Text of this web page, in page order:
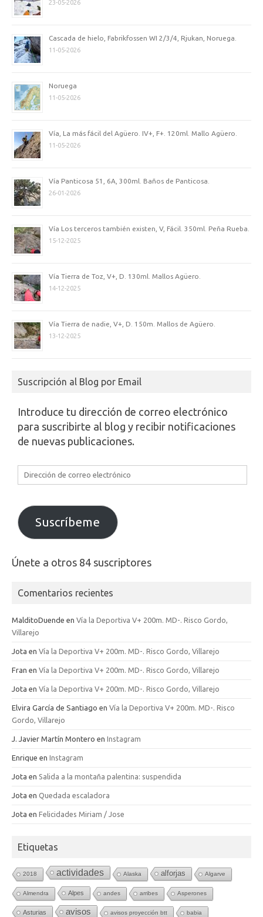
23-05-2026
Cascada de hielo, Fabrikfossen WI 2/3/4, Rjukan, Noruega.
11-05-2026
Noruega
11-05-2026
Vía, La más fácil del Agüero. IV+, F+. 120ml. Mallo Agüero.
11-05-2026
Vía Panticosa 51, 6A, 300ml. Baños de Panticosa.
26-01-2026
Vía Los terceros también existen, V, Fácil. 350ml. Peña Rueba.
15-12-2025
Vía Tierra de Toz, V+, D. 130ml. Mallos Agüero.
14-12-2025
Vía Tierra de nadie, V+, D. 150m. Mallos de Agüero.
13-12-2025
Suscripción al Blog por Email
Introduce tu dirección de correo electrónico
para suscribirte al blog y recibir notificaciones
de nuevas publicaciones.
Dirección
de
electrónico
Suscríbeme
Únete a otros 84 suscriptores
Comentarios recientes
MalditoDuende en Vía la Deportiva V+ 200m. MD-. Risco Gordo,
Villarejo
Jota en Vía la Deportiva V+ 200m. MD-. Risco Gordo, Villarejo
Fran en Vía la Deportiva V+ 200m. MD-. Risco Gordo, Villarejo
Jota en Vía la Deportiva V+ 200m. MD-. Risco Gordo, Villarejo
Elvira García de Santiago en Vía la Deportiva V+ 200m. MD-. Risco
Gordo, Villarejo
J. Javier Martín Montero en Instagram
Enrique en Instagram
Jota en Salida a la montaña palentina: suspendida
Jota en Quedada escaladora
Jota en Felicidades Miriam / Jose
Etiquetas
2018 actividades Alaska alforjas Algarve
Almendra Alpes andes arribes Asperones
Asturias avisos avisos proyección btt babia